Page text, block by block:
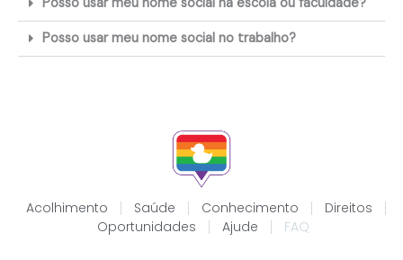
Posso usar meu nome social no trabalho?
Acolhimento Saúde Conhecimento
Direitos
Oportunidades
Ajude FAQ